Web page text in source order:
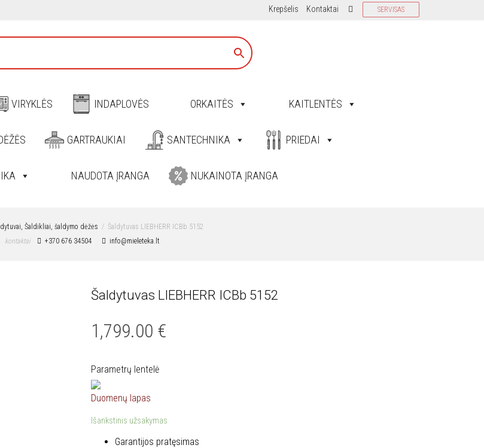
SERVISAS
Kontaktai
Krepšelis
VIRYKLĖS INDAPLOVĖS ORKAITĖS KAITLENTĖS
GARTRAUKIAI SANTECHNIKA PRIEDAI
NAUDOTA ĮRANGA NUKAINOTA ĮRANGA
Šaldikliai, šaldymo dėžės
Šaldytuvas LIEBHERR ICBb 5152
kontaktai
+370 676 34504 info@mieleteka.lt
Šaldytuvas LIEBHERR ICBb 5152
1,799.00 €
Parametrų lentelė
Duomenų lapas
Išankstinis užsakymas
Garantijos pratęsimas